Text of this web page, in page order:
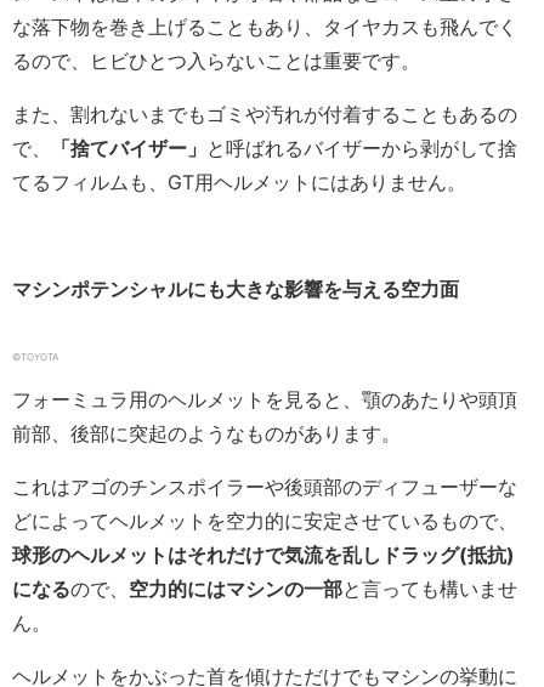
な落下物を巻き上げることもあり、タイヤカスも飛んでく
るので、ヒビひとつ入らないことは重要です。
また、割れないまでもゴミや汚れが付着することもあるの
で、
「捨てバイザー」 と呼ばれるバイザーから剥がして捨
てるフィルムも、GT用ヘルメットにはありません。
マシンポテンシャルにも大きな影響を与える空力面
©TOYOTA
フォーミュラ用のヘルメットを見ると、顎のあたりや頭頂
前部、後部に突起のようなものがあります。
これはアゴのチンスポイラーや後頭部のディフューザーな
どによってヘルメットを空力的に安定させているもので、
球形のヘルメットはそれだけで気流を乱しドラッグ(抵抗)
になるので、 空力的にはマシンの一部と言っても構いませ
ん。
ヘルメットをかぶった首を傾けただけでもマシンの挙動に